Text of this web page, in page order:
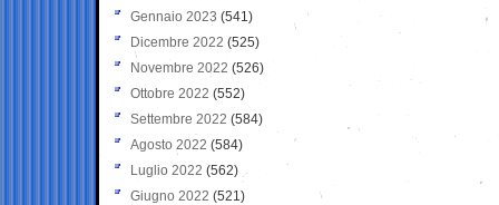
Gennaio 2023 (541)
Dicembre 2022 (525)
Novembre 2022 (526)
Ottobre 2022 (552)
Settembre 2022 (584)
Agosto 2022 (584)
Luglio 2022 (562)
Giugno 2022 (521)